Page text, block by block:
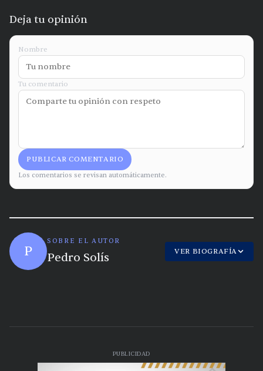
Deja tu opinión
Nombre
Tu comentario
PUBLICAR COMENTARIO
Los comentarios se revisan automáticamente.
P
SOBRE EL AUTOR
Pedro Solís VER BIOGRAFÍA
PUBLICIDAD